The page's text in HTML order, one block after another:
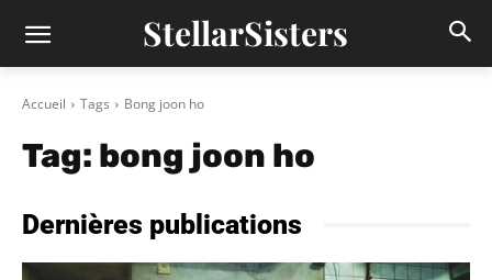
StellarSisters
Accueil Tags Bong joon ho
Tag: bong joon ho
Dernières publications